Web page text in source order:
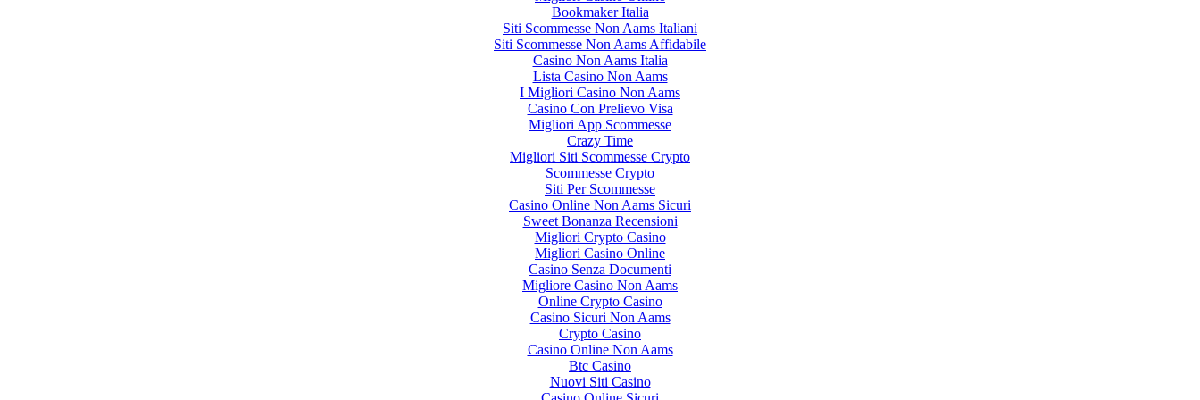
Bookmaker Italia
Siti Scommesse Non Aams Italiani
Siti Scommesse Non Aams Affidabile
Casino Non Aams Italia
Lista Casino Non Aams
I Migliori Casino Non Aams
Casino Con Prelievo Visa
Migliori App Scommesse
Crazy Time
Migliori Siti Scommesse Crypto
Scommesse Crypto
Siti Per Scommesse
Casino Online Non Aams Sicuri
Sweet Bonanza Recensioni
Migliori Crypto Casino
Migliori Casino Online
Casino Senza Documenti
Migliore Casino Non Aams
Online Crypto Casino
Casino Sicuri Non Aams
Crypto Casino
Casino Online Non Aams
Btc Casino
Nuovi Siti Casino